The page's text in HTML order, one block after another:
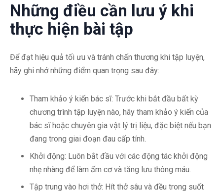
Những điều cần lưu ý khi
thực hiện bài tập
Để đạt hiệu quả tối ưu và tránh chấn thương khi tập luyện,
hãy ghi nhớ những điểm quan trọng sau đây:
Tham khảo ý kiến bác sĩ: Trước khi bắt đầu bất kỳ
chương trình tập luyện nào, hãy tham khảo ý kiến của
bác sĩ hoặc chuyên gia vật lý trị liệu, đặc biệt nếu bạn
đang trong giai đoạn đau cấp tính.
Khởi động: Luôn bắt đầu với các động tác khởi động
nhẹ nhàng để làm ấm cơ và tăng lưu thông máu.
Tập trung vào hơi thở: Hít thở sâu và đều trong suốt